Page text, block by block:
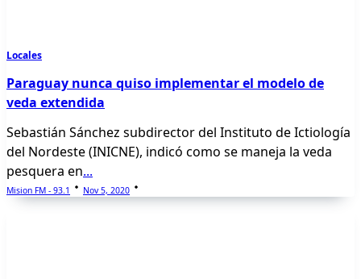
Locales
Paraguay nunca quiso implementar el modelo de
veda extendida
Sebastián Sánchez subdirector del Instituto de Ictiología
del Nordeste (INICNE), indicó como se maneja la veda
pesquera en...
Mision FM - 93.1 Nov 5, 2020